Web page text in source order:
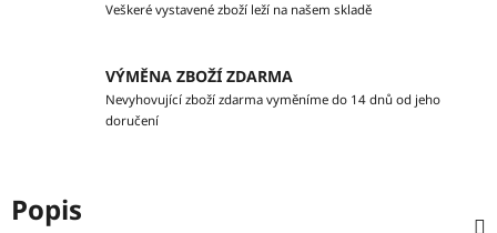
Veškeré vystavené zboží leží na našem skladě
VÝMĚNA ZBOŽÍ ZDARMA
Nevyhovující zboží zdarma vyměníme do 14 dnů od jeho
doručení
Popis